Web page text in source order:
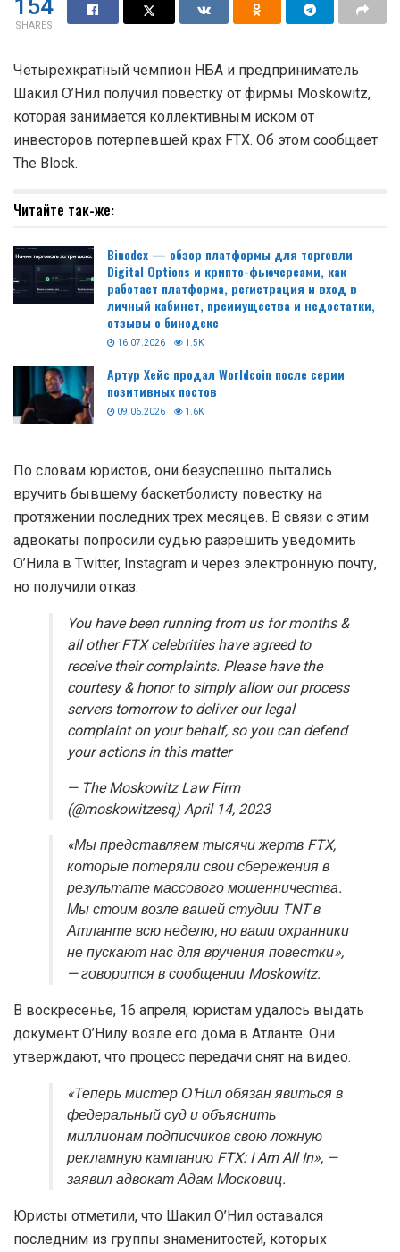
154
SHARES
Четырехкратный чемпион НБА и предприниматель
Шакил О’Нил получил повестку от фирмы Moskowitz,
которая занимается коллективным иском от
инвесторов потерпевшей крах FTX. Об этом сообщает
The Block.
Читайте так-же:
Binodex — обзор платформы для торговли
Digital Options и крипто-фьючерсами, как
работает платформа, регистрация и вход в
личный кабинет, преимущества и недостатки,
отзывы о бинодекс
16.07.2026 1.5K
Артур Хейс продал Worldcoin после серии
позитивных постов
09.06.2026 1.6K
По словам юристов, они безуспешно пытались
вручить бывшему баскетболисту повестку на
протяжении последних трех месяцев. В связи с этим
адвокаты попросили судью разрешить уведомить
О’Нила в Twitter, Instagram и через электронную почту,
но получили отказ.
You have been running from us for months &
all other FTX celebrities have agreed to
receive their complaints. Please have the
courtesy & honor to simply allow our process
servers tomorrow to deliver our legal
complaint on your behalf, so you can defend
your actions in this matter
— The Moskowitz Law Firm
(@moskowitzesq) April 14, 2023
«Мы представляем тысячи жертв FTX,
которые потеряли свои сбережения в
результате массового мошенничества.
Мы стоим возле вашей студии TNT в
Атланте всю неделю, но ваши охранники
не пускают нас для вручения повестки»,
— говорится в сообщении Moskowitz.
В воскресенье, 16 апреля, юристам удалось выдать
документ О’Нилу возле его дома в Атланте. Они
утверждают, что процесс передачи снят на видео.
«Теперь мистер О’Нил обязан явиться в
федеральный суд и объяснить
миллионам подписчиков свою ложную
рекламную кампанию FTX: I Am All In», —
заявил адвокат Адам Московиц.
Юристы отметили, что Шакил О’Нил оставался
последним из группы знаменитостей, которых